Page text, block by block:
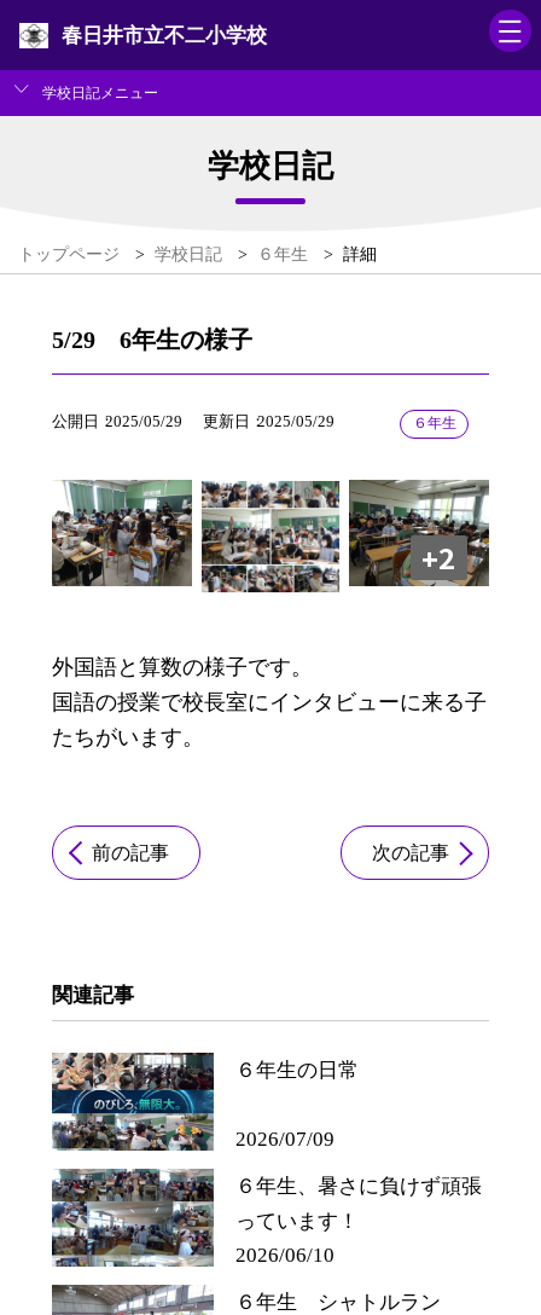
春日井市立不二小学校
学校日記メニュー
学校日記
トップページ > 学校日記 > ６年生 > 詳細
5/29 6年生の様子
公開日 2025/05/29 更新日 2025/05/29 ６年生
+2
外国語と算数の様子です。
国語の授業で校長室にインタビューに来る子
たちがいます。
前の記事 次の記事
関連記事
６年生の日常
2026/07/09
６年生、暑さに負けず頑張
っています！
2026/06/10
６年生 シャトルラン